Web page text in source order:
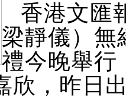
香港文匯
梁靜儀）無
禮今晚舉行
欣，昨日